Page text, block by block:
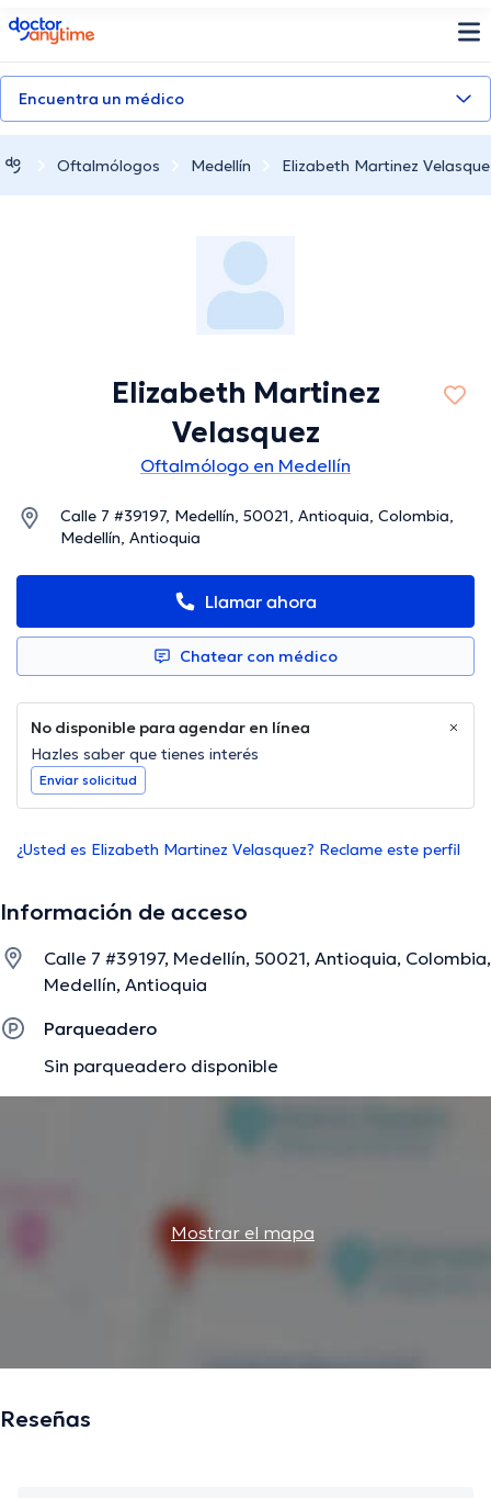
doctoranytime
Encuentra un médico
Oftalmólogos Medellín Elizabeth Martinez
Elizabeth Martinez
Velasquez
Oftalmólogo en Medellín
Calle 7 #39197, Medellín, 50021, Antioquia, Colombia,
Medellín, Antioquia
Llamar ahora
Chatear con médico
No disponible para agendar en línea
Hazles saber que tienes interés
Enviar solicitud
¿Usted es Elizabeth Martinez Velasquez? Reclame este perfil
Información de acceso
Calle 7 #39197, Medellín, 50021, Antioquia, Colombia,
Medellín, Antioquia
Parqueadero
Sin parqueadero disponible
Mostrar el mapa
Reseñas